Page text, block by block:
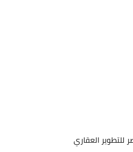
للتطوير العقاري